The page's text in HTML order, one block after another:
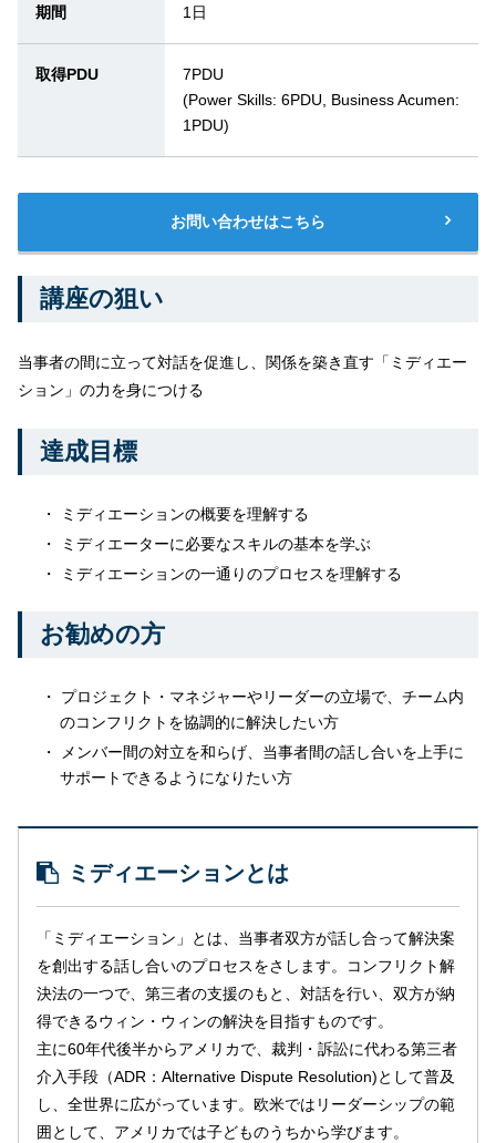
期間 1日
取得PDU
7PDU
(Power Skills: 6PDU, Business Acumen:
1PDU)
お問い合わせはこちら
講座の狙い
当事者の間に立って対話を促進し、関係を築き直す「ミディエー
ション」の力を身につける
達成目標
ミディエーションの概要を理解する
ミディエーターに必要なスキルの基本を学ぶ
ミディエーションの一通りのプロセスを理解する
お勧めの方
プロジェクト・マネジャーやリーダーの立場で、チーム内
のコンフリクトを協調的に解決したい方
メンバー間の対立を和らげ、当事者間の話し合いを上手に
サポートできるようになりたい方
ミディエーションとは
「ミディエーション」とは、当事者双方が話し合って解決案
を創出する話し合いのプロセスをさします。コンフリクト解
決法の一つで、第三者の支援のもと、対話を行い、双方が納
得できるウィン・ウィンの解決を目指すものです。
主に60年代後半からアメリカで、裁判・訴訟に代わる第三者
介入手段（ADR：Alternative Dispute Resolution)として普及
し、全世界に広がっています。欧米ではリーダーシップの範
囲として、アメリカでは子どものうちから学びます。